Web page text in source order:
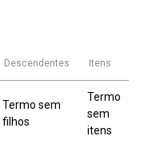
Descendentes Itens
Termo sem
filhos
Termo
sem
itens